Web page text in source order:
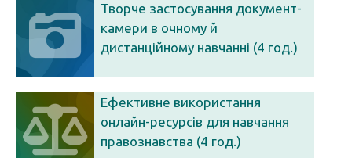
Творче застосування документ-
камери в очному й
дистанційному навчанні (4 год.)
Ефективне використання
онлайн-ресурсів для навчання
правознавства (4 год.)